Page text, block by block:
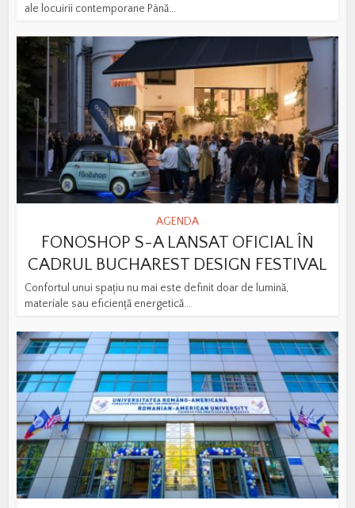
ale locuirii contemporane Până...
AGENDA
FONOSHOP S-A LANSAT OFICIAL ÎN
CADRUL BUCHAREST DESIGN FESTIVAL
Confortul unui spațiu nu mai este definit doar de lumină,
materiale sau eficiență energetică...